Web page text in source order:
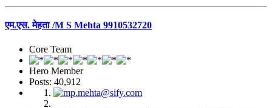
एम.एस. मेहता /M S Mehta 9910532720
Core Team
Hero Member
Posts: 40,912